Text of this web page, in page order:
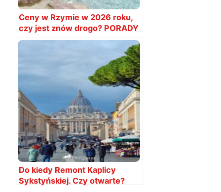
Ceny w Rzymie w 2026 roku,
czy jest znów drogo? PORADY
Do kiedy Remont Kaplicy
Sykstyńskiej. Czy otwarte?